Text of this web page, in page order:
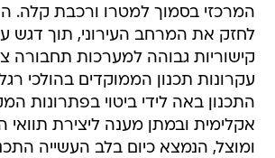
המרכזי בסמוך למטרו ורכבת קלה.
לחזק את המרחב העירוני, תוך דגש
קישוריות גבוהה למערכות תחבורה
עקרונות תכנון הממוקדים בהולכי רגל.
התכנון באה לידי ביטוי בפתרונות
אקלימית ובמתן מענה ליצירת תוואי
ומוצל, הנמצא כיום בלב העשייה